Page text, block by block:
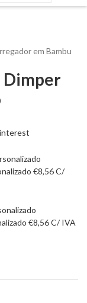
em Bambu
Dimper
€8,56C/
€8,56C/ IVA